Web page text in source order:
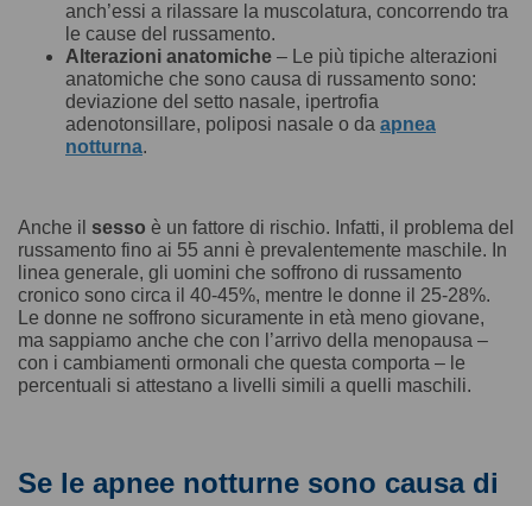
anch’essi a rilassare la muscolatura, concorrendo tra
le cause del russamento.
Alterazioni anatomiche – Le più tipiche alterazioni
anatomiche che sono causa di russamento sono:
deviazione del setto nasale, ipertrofia
adenotonsillare, poliposi nasale o da apnea
notturna.
Anche il sesso è un fattore di rischio. Infatti, il problema del
russamento fino ai 55 anni è prevalentemente maschile. In
linea generale, gli uomini che soffrono di russamento
cronico sono circa il 40-45%, mentre le donne il 25-28%.
Le donne ne soffrono sicuramente in età meno giovane,
ma sappiamo anche che con l’arrivo della menopausa –
con i cambiamenti ormonali che questa comporta – le
percentuali si attestano a livelli simili a quelli maschili.
Se le apnee notturne sono causa di